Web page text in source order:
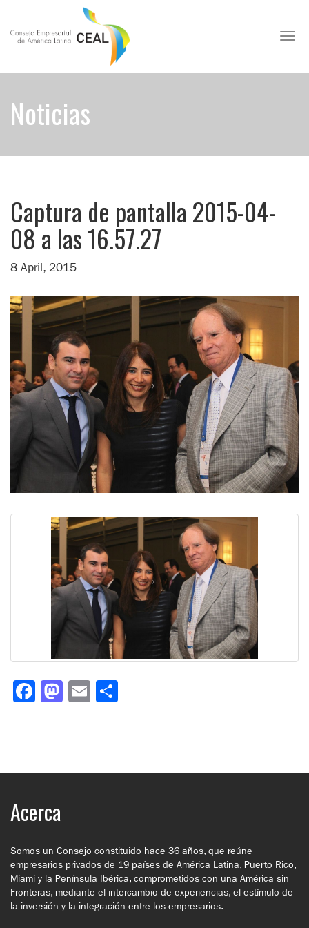
Noticias
Captura de pantalla 2015-04-
08 a las 16.57.27
8 April, 2015
Facebook
Mastodon
Email
Acerca
Somos un Consejo constituido hace 36 años, que reúne
empresarios privados de 19 países de América Latina, Puerto Rico,
Miami y la Península Ibérica, comprometidos con una América sin
Fronteras, mediante el intercambio de experiencias, el estímulo de
la inversión y la integración entre los empresarios.